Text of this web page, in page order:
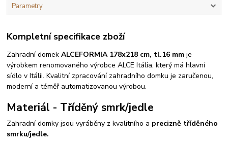
Parametry
Kompletní specifikace zboží
Zahradní domekALCEFORMIA 178x218 cm, tl.16 mmje
výrobkem renomovaného výrobce ALCE Itália, který má hlavní
sídlo v Itálii. Kvalitní zpracování zahradního domku je zaručenou,
moderní a téměř automatizovanou výrobou.
Materiál - Tříděný smrk/jedle
Zahradní domky jsou vyráběny z kvalitního a precizně tříděného
smrku/jedle.